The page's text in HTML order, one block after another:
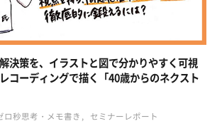
決策を、イラストと図で分かりやすく可視
コーディングで描く「40歳からのネクスト
ロ秒思考・メモ書き セミナーレポート